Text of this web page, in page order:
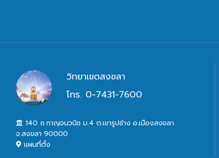
วิทยาเขตสงขลา
โทร. 0-7431-7600
140 ถ.กาญจนวนิช ม.4 ต.เขารูปช้าง อ.เมืองสงขลา
จ.สงขลา 90000
แผนที่ตั้ง